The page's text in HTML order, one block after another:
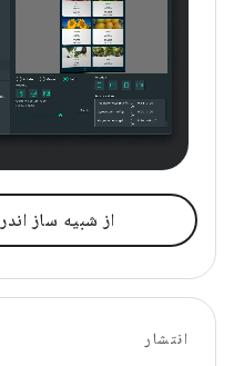
از شبیه ساز
انتشار